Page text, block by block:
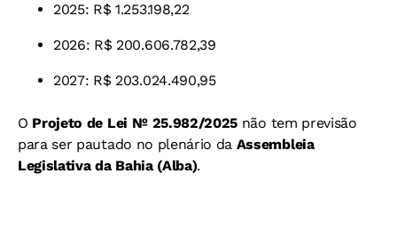
2025: R$ 1.253.198,22
2026: R$ 200.606.782,39
2027: R$ 203.024.490,95
O Projeto de Lei Nº 25.982/2025 não tem previsão
para ser pautado no plenário da Assembleia
Legislativa da Bahia (Alba).